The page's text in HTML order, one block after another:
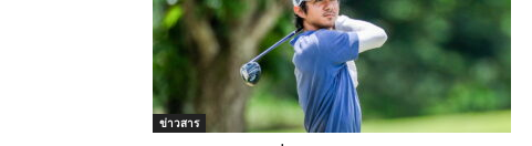
ข่าวสาร